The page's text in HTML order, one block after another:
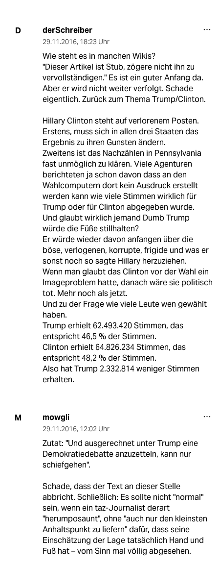
D derSchreiber
29.11.2016, 18:23 Uhr
Wie steht es in manchen Wikis?
"Dieser Artikel ist Stub, zögere nicht ihn zu
vervollständigen." Es ist ein guter Anfang da.
Aber er wird nicht weiter verfolgt. Schade
eigentlich. Zurück zum Thema Trump/Clinton.
Hillary Clinton steht auf verlorenem Posten.
Erstens, muss sich in allen drei Staaten das
Ergebnis zu ihren Gunsten ändern.
Zweitens ist das Nachzählen in Pennsylvania
fast unmöglich zu klären. Viele Agenturen
berichteten ja schon davon dass an den
Wahlcomputern dort kein Ausdruck erstellt
werden kann wie viele Stimmen wirklich für
Trump oder für Clinton abgegeben wurde.
Und glaubt wirklich jemand Dumb Trump
würde die Füße stillhalten?
Er würde wieder davon anfangen über die
böse, verlogenen, korrupte, frigide und was er
sonst noch so sagte Hillary herzuziehen.
Wenn man glaubt das Clinton vor der Wahl ein
Imageproblem hatte, danach wäre sie politisch
tot. Mehr noch als jetzt.
Und zu der Frage wie viele Leute wen gewählt
haben.
Trump erhielt 62.493.420 Stimmen, das
entspricht 46,5 % der Stimmen.
Clinton erhielt 64.826.234 Stimmen, das
entspricht 48,2 % der Stimmen.
Also hat Trump 2.332.814 weniger Stimmen
erhalten.
M mowgli
29.11.2016, 12:02 Uhr
Zutat: "Und ausgerechnet unter Trump eine
Demokratiedebatte anzuzetteln, kann nur
schiefgehen".
Schade, dass der Text an dieser Stelle
abbricht. Schließlich: Es sollte nicht "normal"
sein, wenn ein taz-Journalist derart
"herumposaunt", ohne "auch nur den kleinsten
Anhaltspunkt zu liefern" dafür, dass seine
Einschätzung der Lage tatsächlich Hand und
Fuß hat – vom Sinn mal völlig abgesehen.